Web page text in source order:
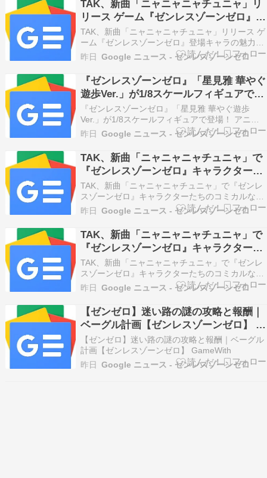
のメインシナリオ「ロング・グッドバイ」をクリ
アしたので…
TAK、新曲「ニャニャニャチュニャ」リ
リース ゲーム『ゼンレスゾーンゼロ』登
場キャラの魅力を表現 - realsound.jp
TAK、新曲「ニャニャニャチュニャ」リリース ゲ
ーム『ゼンレスゾーンゼロ』登場キャラの魅力を
表現 realsound.jp
昨日 Google ニュース - ゼンレスゾーンゼロ
『ゼンレスゾーンゼロ』「星見雅 華やぐ
遊歩Ver.」が1/8スケールフィギュアで登
場！ - アニメイトタイムズ
『ゼンレスゾーンゼロ』「星見雅 華やぐ遊歩
Ver.」が1/8スケールフィギュアで登場！ アニメ
イトタイムズ
昨日 Google ニュース - ゼンレスゾーンゼロ
TAK、新曲「ニャニャニャチュニャ」で
『ゼンレスゾーンゼロ』キャラクターた
ちのコミカルな魅力を表現 - PR TIMES
TAK、新曲「ニャニャニャチュニャ」で『ゼンレ
スゾーンゼロ』キャラクターたちのコミカルな魅
力を表現 PR TIMES
昨日 Google ニュース - ゼンレスゾーンゼロ
TAK、新曲「ニャニャニャチュニャ」で
『ゼンレスゾーンゼロ』キャラクターた
ちのコミカルな魅力を表現 - 産経ニュー
ス
TAK、新曲「ニャニャニャチュニャ」で『ゼンレ
スゾーンゼロ』キャラクターたちのコミカルな魅
力を表現 産経ニュース
昨日 Google ニュース - ゼンレスゾーンゼロ
【ゼンゼロ】迷い路の謎の攻略と報酬｜
ベーグル計画【ゼンレスゾーンゼロ】 -
GameWith
【ゼンゼロ】迷い路の謎の攻略と報酬｜ベーグル
計画【ゼンレスゾーンゼロ】 GameWith
昨日
Google ニュース - ゼンレスゾーンゼロ